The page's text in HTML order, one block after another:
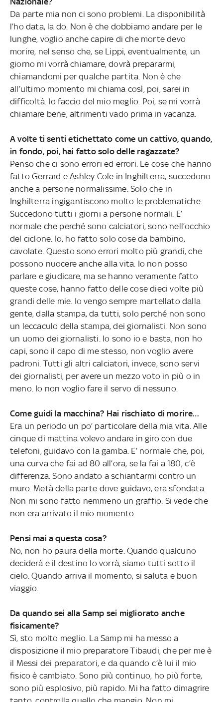
Da parte mia non ci sono problemi. La disponibilità
l’ho data, la do. Non è che dobbiamo andare per le
lunghe, voglio anche capire di che morte devo
morire, nel senso che, se Lippi, eventualmente, un
giorno mi vorrà chiamare, dovrà prepararmi,
chiamandomi per qualche partita. Non è che
all’ultimo momento mi chiama così, poi, sarei in
difficoltà. Io faccio del mio meglio. Poi, se mi vorrà
chiamare bene, altrimenti vado prima in vacanza.
A volte ti senti etichettato come un cattivo, quando,
in fondo, poi, hai fatto solo delle ragazzate?
Penso che ci sono errori ed errori. Le cose che hanno
fatto Gerrard e Ashley Cole in Inghilterra, succedono
anche a persone normalissime. Solo che in
Inghilterra ingigantiscono molto le problematiche.
Succedono tutti i giorni a persone normali. E’
normale che perché sono calciatori, sono nell’occhio
del ciclone. Io, ho fatto solo cose da bambino,
cavolate. Questo sono errori molto più grandi, che
possono nuocere anche alla vita. Io non posso
parlare e giudicare, ma se hanno veramente fatto
queste cose, hanno fatto delle cose dieci volte più
grandi delle mie. Io vengo sempre martellato dalla
gente, dalla stampa, da tutti, solo perché non sono
un leccaculo della stampa, dei giornalisti. Non sono
un uomo dei giornalisti. Io sono io e basta, non ho
capi, sono il capo di me stesso, non voglio avere
padroni. Tutti gli altri calciatori, invece, sono servi
dei giornalisti, per avere un mezzo voto in più o in
meno. Io non voglio fare il servo di nessuno.
Come guidi la macchina? Hai rischiato di morire…
Era un periodo un po’ particolare della mia vita. Alle
cinque di mattina volevo andare in giro con due
telefoni, guidavo con la gamba. E’ normale che, poi,
una curva che fai ad 80 all’ora, se la fai a 180, c’è
differenza. Sono andato a schiantarmi contro un
muro. Metà della parte dove guidavo, era sfondata.
Non mi sono fatto nemmeno un graffio. Si vede che
non era arrivato il mio momento.
Pensi mai a questa cosa?
No, non ho paura della morte. Quando qualcuno
deciderà e il destino lo vorrà, siamo tutti sotto il
cielo. Quando arriva il momento, si saluta e buon
viaggio.
Da quando sei alla Samp sei migliorato anche
fisicamente?
Sì, sto molto meglio. La Samp mi ha messo a
disposizione il mio preparatore Tibaudi, che per me è
il Messi dei preparatori, e da quando c’è lui il mio
fisico è cambiato. Sono più continuo, ho più forte,
sono più esplosivo, più rapido. Mi ha fatto dimagrire